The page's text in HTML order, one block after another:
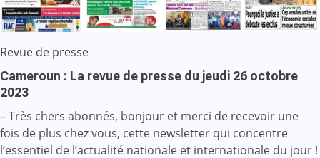
Revue de presse
Cameroun : La revue de presse du jeudi 26 octobre
2023
– Très chers abonnés, bonjour et merci de recevoir une
fois de plus chez vous, cette newsletter qui concentre
l’essentiel de l’actualité nationale et internationale du jour !